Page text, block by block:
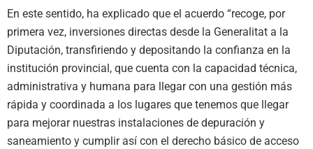
En este sentido, ha explicado que el acuerdo “recoge, por
primera vez, inversiones directas desde la Generalitat a la
Diputación, transfiriendo y depositando la confianza en la
institución provincial, que cuenta con la capacidad técnica,
administrativa y humana para llegar con una gestión más
rápida y coordinada a los lugares que tenemos que llegar
para mejorar nuestras instalaciones de depuración y
saneamiento y cumplir así con el derecho básico de acceso